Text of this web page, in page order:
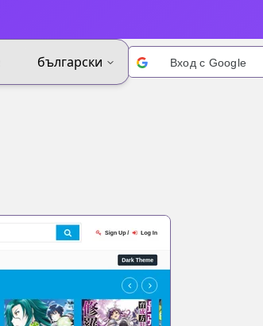
български Вход с Google